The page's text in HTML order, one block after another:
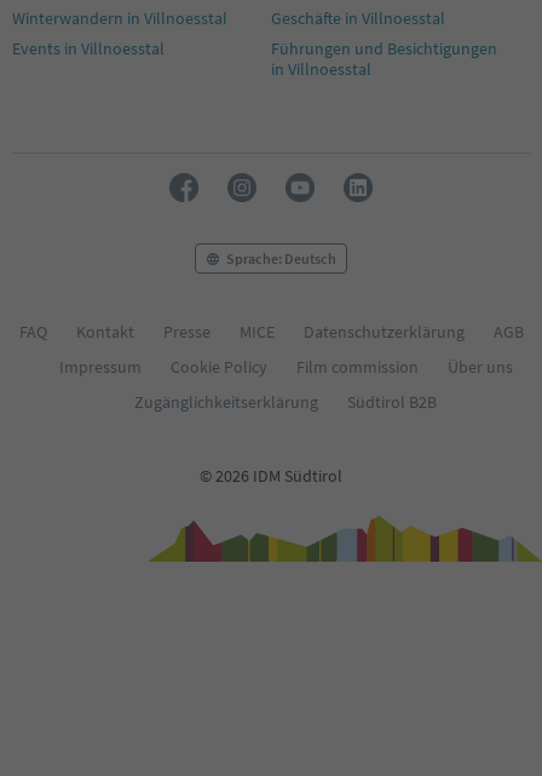
Winterwandern in Villnoesstal
Geschäfte in Villnoesstal
Events in Villnoesstal
Führungen und Besichtigungen
in Villnoesstal
Sprache: Deutsch
FAQ Kontakt Presse MICE Datenschutzerklärung
AGB
Impressum
Cookie Policy Film commission
Über uns
Zugänglichkeitserklärung
Südtirol B2B
© 2026 IDM Südtirol